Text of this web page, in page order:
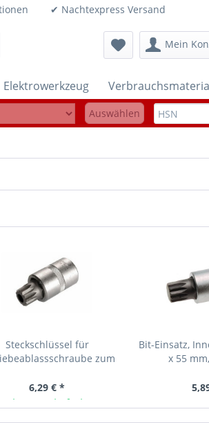
✔ Nachtexpress Versand
Mein
Elektrowerkzeug
Auswählen
Steckschlüssel für
zum
6,29 € *
Ab Lager lieferbar
Bit-Einsatz,
x 55
In